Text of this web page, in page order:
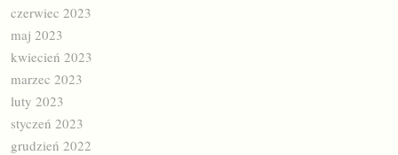
czerwiec 2023
maj 2023
kwiecień 2023
marzec 2023
luty 2023
styczeń 2023
grudzień 2022